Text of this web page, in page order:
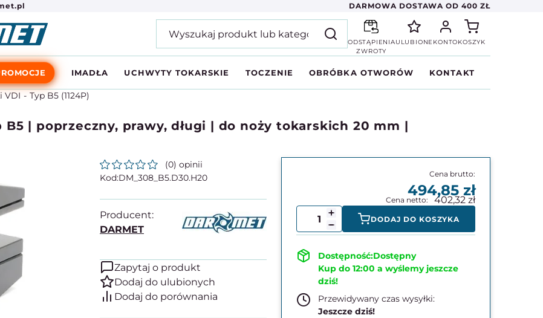
DARMOWA DOSTAWA OD 400 ZŁ
ODSTĄPIENIA
ZWROTY
ULUBIONE KONTOKOSZYK
IMADŁA UCHWYTY TOKARSKIE TOCZENIE OBRÓBKA OTWORÓW KONTAKT
VDI Typ B5 (1124P)
| poprzeczny, prawy, długi | do noży tokarskich 20 mm |
(0) opinii
DM_308_B5.D30.H20
Producent:
DARMET
Zapytaj o produkt
494,85
402,32
DODAJ DO KOSZYKA
Dostępny
Kup do 12:00 a wyślemy jeszcze
dziś!
Przewidywany czas wysyłki:
Jeszcze dziś!